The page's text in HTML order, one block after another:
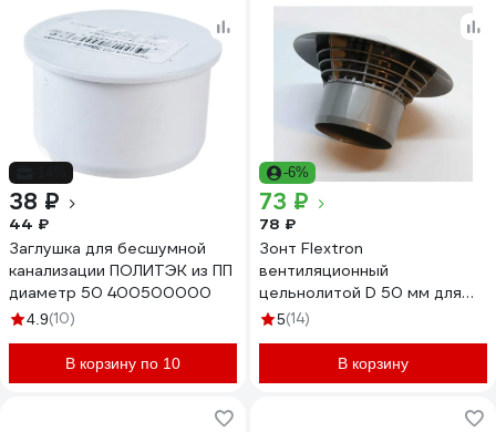
38 ₽
44 ₽
Заглушка для бесшумной
канализации ПОЛИТЭК из ПП
диаметр 50 400500000
4.9(10)
В корзину по 10
-6%
73 ₽
78 ₽
Зонт Flextron
вентиляционный
цельнолитой D 50 мм для
внутренней канализации
5(14)
В корзину